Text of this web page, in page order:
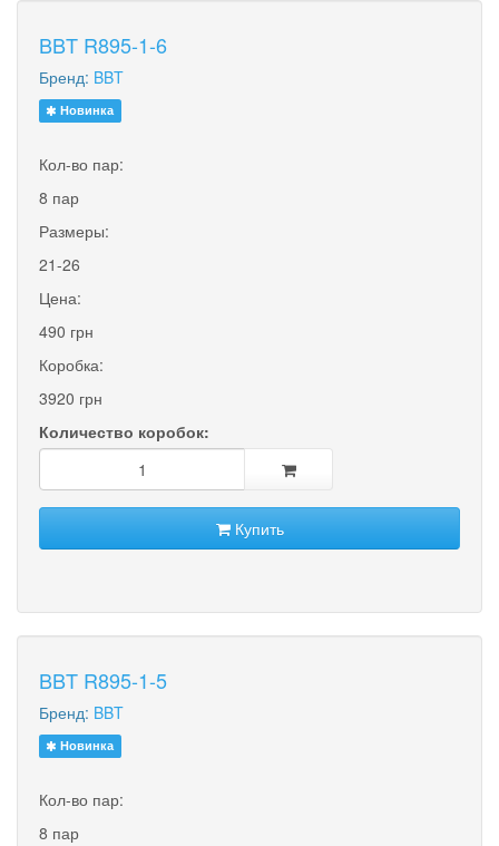
BBT R895-1-6
Бренд: BBT
Новинка
Кол-во пар:
8 пар
Размеры:
21-26
Цена:
490 грн
Коробка:
3920 грн
Количество коробок:
Купить
BBT R895-1-5
Бренд: BBT
Новинка
Кол-во пар:
8 пар